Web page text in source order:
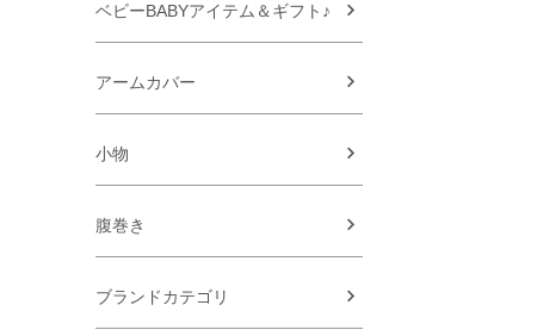
ベビーBABYアイテム＆ギフト♪
アームカバー
小物
腹巻き
ブランドカテゴリ